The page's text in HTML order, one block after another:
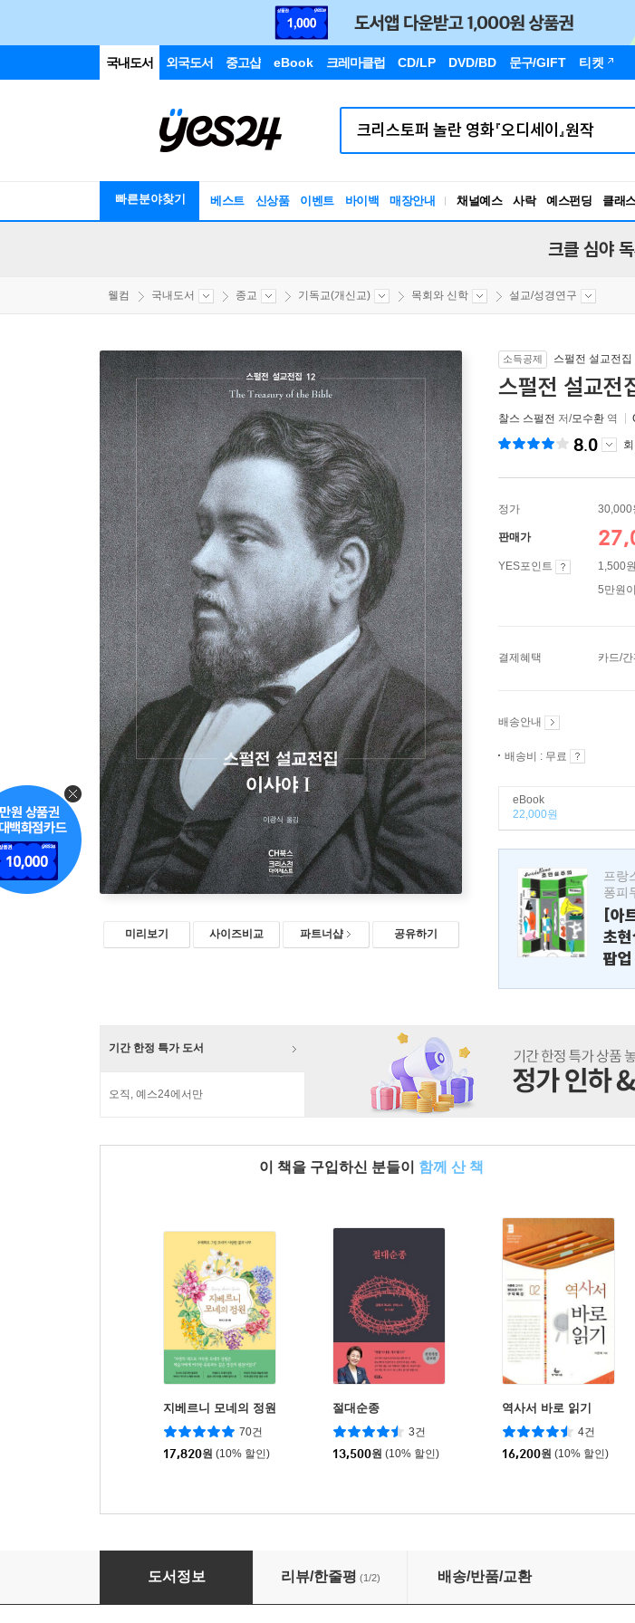
국내도서 외국도서 중고샵 eBook 크레마클럽 CD/LP DVD/BD 문구/GIFT 티켓
빠른분야찾기 베스트 신상품 이벤트 바이백 매장안내 채널예스 사락 예스펀딩 클래
크클 심야
웰컴 국내도서 종교 기독교(개신교) 목회와 신학 설교/성경연구
미리보기 사이즈비교 파트너샵 공유하기
소득공제 스펄전 설교전집
스펄전 설교전
찰스 스펄전 저/모수환 역
8.0
정가 30,000
판매가
YES포인트
1,500
5만원
결제혜택 카드/
배송안내
배송비 : 무료
eBook
22,000원
프랑
퐁피
[아
초
팝
기간 한정 특가 도서
오직, 예스24에서만
이 책을 구입하신 분들이 함께 산 책
지베르니 모네의 정원
70건
17,820원 (10% 할인)
절대순종
3건
13,500원 (10% 할인)
역사서 바로 읽기
4건
16,200원 (10% 할인)
스펄전 설교전집 12 : 이사야 1
도서정보 리뷰/한줄평 (1/2) 배송/반품/교환